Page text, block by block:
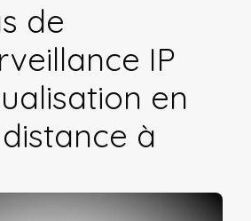
de
IP
en
à